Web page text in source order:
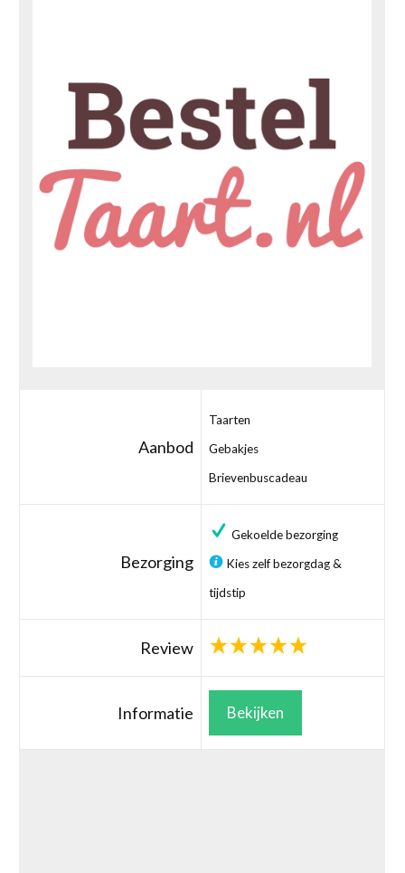
Aanbod
Taarten
Gebakjes
Brievenbuscadeau
Bezorging
Gekoelde bezorging
Kies zelf bezorgdag &
tijdstip
Review
Informatie Bekijken